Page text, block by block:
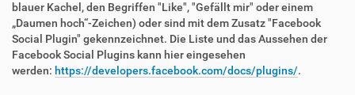
blauer Kachel, den Begriffen "Like", "Gefällt mir" oder einem
„Daumen hoch“-Zeichen) oder sind mit dem Zusatz "Facebook
Social Plugin" gekennzeichnet. Die Liste und das Aussehen der
Facebook Social Plugins kann hier eingesehen
werden: https://developers.facebook.com/docs/plugins/.